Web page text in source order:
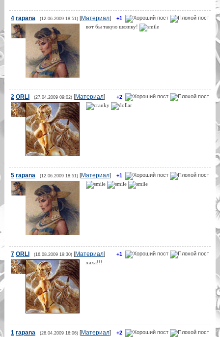
+1
4 rapana (12.06.2009 18:51)[Материал]
вот бы такую шляпку!
+2
2 ORLI (27.04.2009 09:02)[Материал]
+1
5 rapana (12.06.2009 18:51)[Материал]
+1
7 ORLI (16.08.2009 19:30)[Материал]
хаха!!!
+2
1 rapana (26.04.2009 16:06)[Материал]